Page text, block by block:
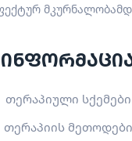
თერაპიული სქემები
თერაპიის მეთოდები